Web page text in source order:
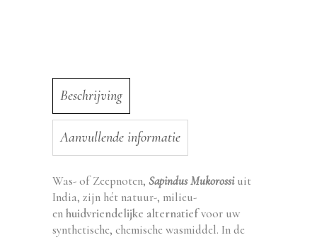
Beschrijving
Aanvullende informatie
Was- of Zeepnoten, Sapindus Mukorossiuit
India, zijn hét natuur-, milieu-
enhuidvriendelijke alternatiefvoor uw
synthetische, chemische wasmiddel. In de